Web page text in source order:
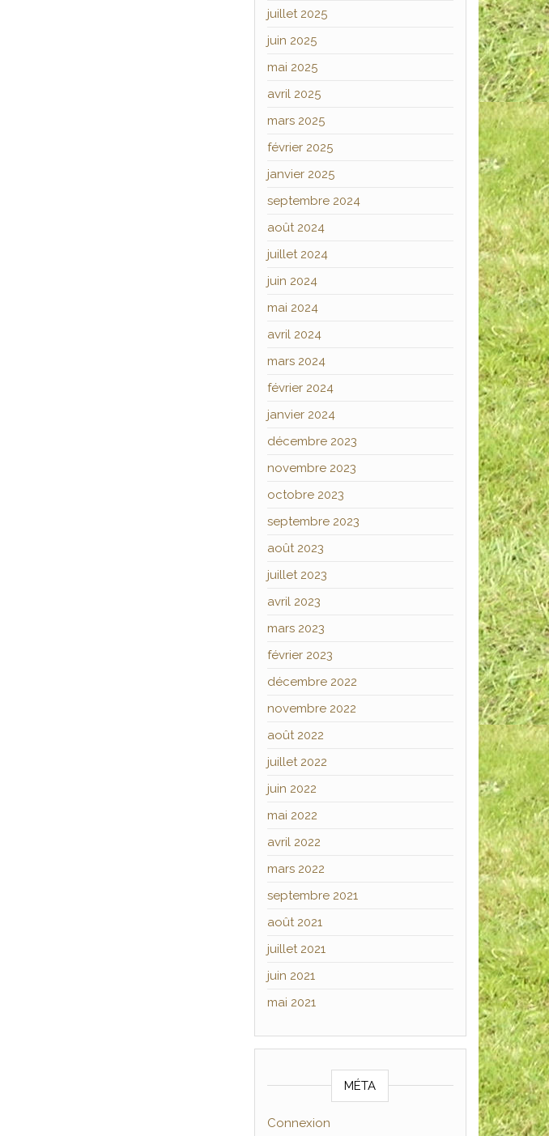
juillet 2025
juin 2025
mai 2025
avril 2025
mars 2025
février 2025
janvier 2025
septembre 2024
août 2024
juillet 2024
juin 2024
mai 2024
avril 2024
mars 2024
février 2024
janvier 2024
décembre 2023
novembre 2023
octobre 2023
septembre 2023
août 2023
juillet 2023
avril 2023
mars 2023
février 2023
décembre 2022
novembre 2022
août 2022
juillet 2022
juin 2022
mai 2022
avril 2022
mars 2022
septembre 2021
août 2021
juillet 2021
juin 2021
mai 2021
MÉTA
Connexion